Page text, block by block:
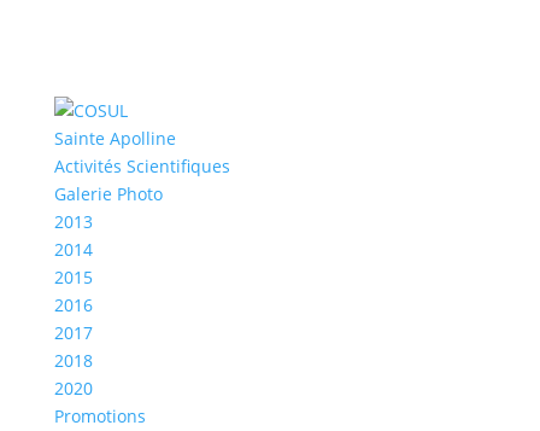
Sainte Apolline
Activités Scientifiques
Galerie Photo
2013
2014
2015
2016
2017
2018
2020
Promotions